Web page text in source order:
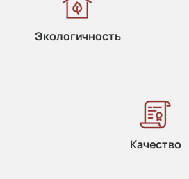
Экологичность
Качество